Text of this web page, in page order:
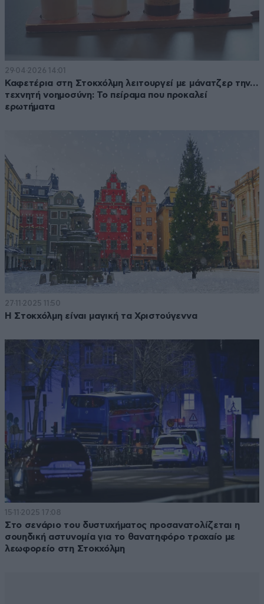
29·04·2026 14:01
Καφετέρια στη Στοκχόλμη λειτουργεί με μάνατζερ την…
τεχνητή νοημοσύνη: Το πείραμα που προκαλεί
ερωτήματα
27·11·2025 11:50
Η Στοκχόλμη είναι μαγική τα Χριστούγεννα
15·11·2025 17:08
Στο σενάριο του δυστυχήματος προσανατολίζεται η
σουηδική αστυνομία για το θανατηφόρο τροχαίο με
λεωφορείο στη Στοκχόλμη